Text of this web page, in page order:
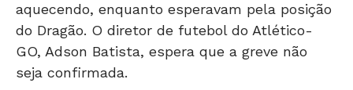
aquecendo, enquanto esperavam pela posição
do Dragão. O diretor de futebol do Atlético-
GO, Adson Batista, espera que a greve não
seja confirmada.